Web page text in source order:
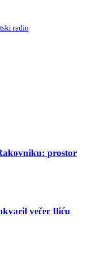
radio
prostor
večer Iliću